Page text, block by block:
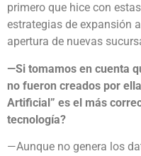
primero que hice con
estrategias de expansión
apertura de nuevas
—Si tomamos en cuenta
no fueron creados por
Artificial” es el más
tecnología?
—Aunque no genera los